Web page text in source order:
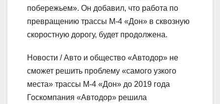
побережьем». Он добавил, что работа по
превращению трассы М-4 «Дон» в сквозную
скоростную дорогу, будет продолжена.
Новости / Авто и общество «Автодор» не
сможет решить проблему «самого узкого
места» трассы М-4 «Дон» до 2019 года
Госкомпания «Автодор» решила